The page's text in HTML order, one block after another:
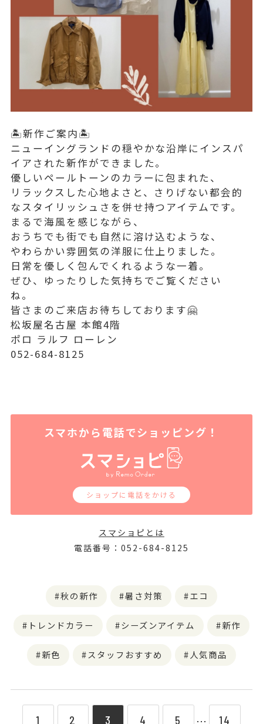
🏝️新作ご案内🏝️
ニューイングランドの穏やかな沿岸にインスパ
イアされた新作ができました。
優しいペールトーンのカラーに包まれた、
リラックスした心地よさと、さりげない都会的
なスタイリッシュさを併せ持つアイテムです。
まるで海風を感じながら、
おうちでも街でも自然に溶け込むような、
やわらかい雰囲気の洋服に仕上りました。
日常を優しく包んでくれるような一着。
ぜひ、ゆったりした気持ちでご覧ください
ね。
皆さまのご来店お待ちしております🤗
松坂屋名古屋 本館4階
ポロ ラルフ ローレン
052-684-8125
スマホから電話でショッピング！
ショップに電話をかける
スマショピとは
電話番号：052-684-8125
秋の新作 暑さ対策 エコ
トレンドカラー シーズンアイテム 新作
新色 スタッフおすすめ 人気商品
1 2 3 4 5 ⋯ 14